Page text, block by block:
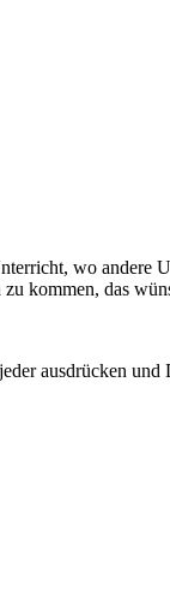
wo andere
kommen, das
ausdrücken und